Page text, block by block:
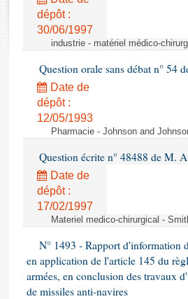
Rapports d'enquête
Rapports législatifs
Dossiers législatifs
Budget et sécurité sociale
Questions écrites et orales
dépôt :
30/06/1997
industrie - matériel médico-
Question orale sans débat n° 54
Date de
dépôt :
12/05/1993
Pharmacie - Johnson and
Question écrite n° 48488 de M.
Date de
dépôt :
17/02/1997
Materiel medico-chirurgical -
N° 1493 - Rapport d'information
en application de l'article 145 du
armées, en conclusion des travaux
de missiles anti-navires